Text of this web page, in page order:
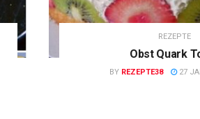
REZEPTE
Obst Quark
BY REZEPTE38 27